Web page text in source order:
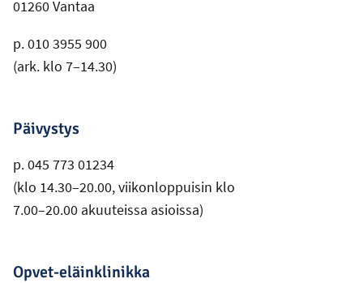
01260 Vantaa
p. 010 3955 900
(ark. klo 7–14.30)
Päivystys
p. 045 773 01234
(klo 14.30–20.00, viikonloppuisin klo
7.00–20.00 akuuteissa asioissa)
Opvet-eläinklinikka